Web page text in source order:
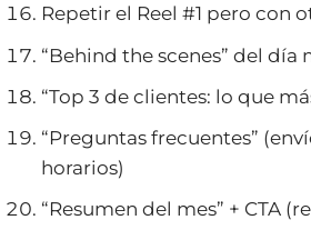
Repetir el Reel #1 pero con
“Behind the scenes” del día
“Top 3 de clientes: lo que
“Preguntas frecuentes”
horarios)
“Resumen del mes” + CTA